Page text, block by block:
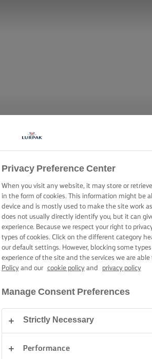
Hjem
Privacy Preference Center
When you visit any website, it may store or
in the form of cookies. This information might be
device and is mostly used to make the site work
does not usually directly identify you, but it can
experience. Because we respect your right to
types of cookies. Click on the different category
our default settings. However, blocking some
experience of the site and the services we are able
Policyand our cookie policyand privacy policy
Manage Consent Preferences
Strictly Necessary
Performance